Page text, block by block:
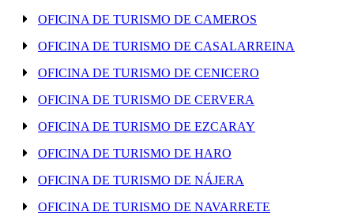
OFICINA DE TURISMO DE CAMEROS
OFICINA DE TURISMO DE CASALARREINA
OFICINA DE TURISMO DE CENICERO
OFICINA DE TURISMO DE CERVERA
OFICINA DE TURISMO DE EZCARAY
OFICINA DE TURISMO DE HARO
OFICINA DE TURISMO DE NÁJERA
OFICINA DE TURISMO DE NAVARRETE